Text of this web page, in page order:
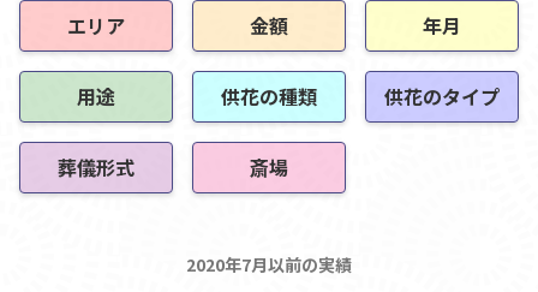
エリア 金額 年月
用途 供花の種類 供花のタイプ
葬儀形式 斎場
2020年7月以前の実績